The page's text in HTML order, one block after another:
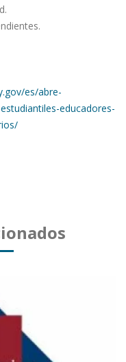
es/abre-
educadores-